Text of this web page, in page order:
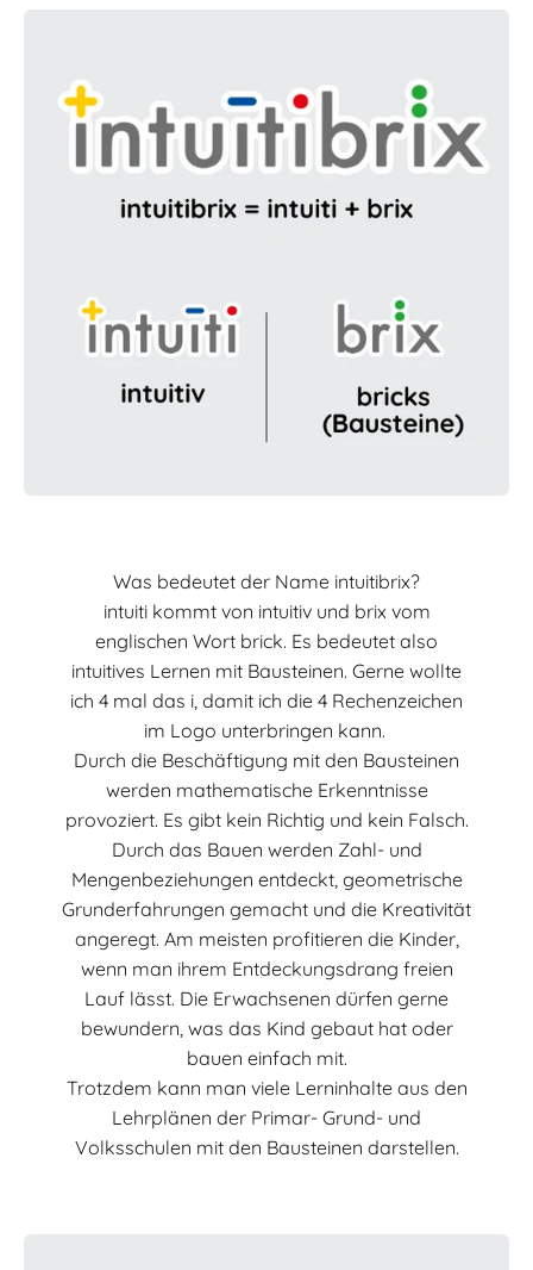
Was bedeutet der Name intuitibrix?
intuiti kommt von intuitiv und brix vom
englischen Wort brick. Es bedeutet also
intuitives Lernen mit Bausteinen. Gerne wollte
ich 4 mal das i, damit ich die 4 Rechenzeichen
im Logo unterbringen kann.
Durch die Beschäftigung mit den Bausteinen
werden mathematische Erkenntnisse
provoziert. Es gibt kein Richtig und kein Falsch.
Durch das Bauen werden Zahl- und
Mengenbeziehungen entdeckt, geometrische
Grunderfahrungen gemacht und die Kreativität
angeregt. Am meisten profitieren die Kinder,
wenn man ihrem Entdeckungsdrang freien
Lauf lässt. Die Erwachsenen dürfen gerne
bewundern, was das Kind gebaut hat oder
bauen einfach mit.
Trotzdem kann man viele Lerninhalte aus den
Lehrplänen der Primar- Grund- und
Volksschulen mit den Bausteinen darstellen.